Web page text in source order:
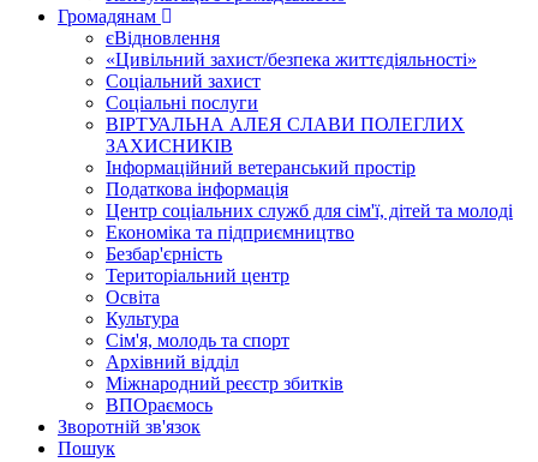
Громадянам
єВідновлення
«Цивільний захист/безпека життєдіяльності»
Соціальний захист
Соціальні послуги
ВІРТУАЛЬНА АЛЕЯ СЛАВИ ПОЛЕГЛИХ
ЗАХИСНИКІВ
Інформаційний ветеранський простір
Податкова інформація
Центр соціальних служб для сім'ї, дітей та молоді
Економіка та підприємництво
Безбар'єрність
Територіальний центр
Освіта
Культура
Сім'я, молодь та спорт
Архівний відділ
Міжнародний реєстр збитків
ВПОраємось
Зворотній зв'язок
Пошук